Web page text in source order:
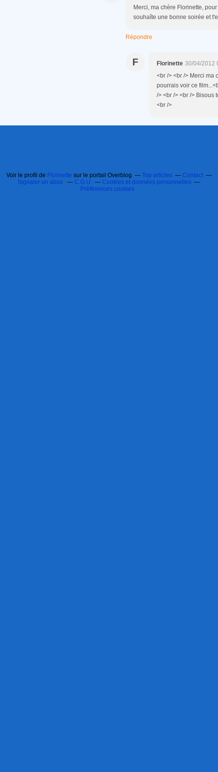
Merci, ma chère Florinette,
souhaîte une bonne soirée et
Répondre
F Florinette 30/04/2012
<br /> <br /> Merci ma
pourrais voir ce
/> <br /> <br /> Bisous
<br />
Voir le profil de Florinette sur le portail Overblog Top articles
Contact
Signaler un abus
C.G.U.
Cookies et données personnelles
Préférences cookies